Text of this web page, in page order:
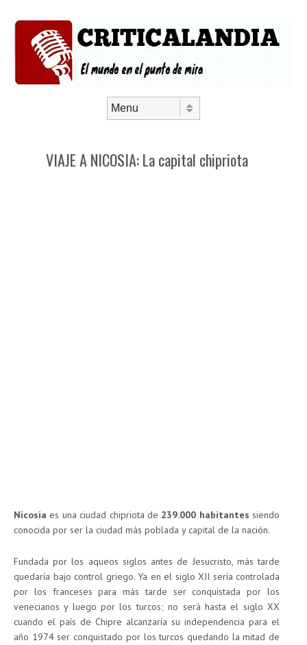
VIAJE A NICOSIA: La capital chipriota
Nicosia es una ciudad chipriota de 239.000 habitantes siendo
conocida por ser la ciudad más poblada y capital de la nación.
Fundada por los aqueos siglos antes de Jesucristo, más tarde
quedaría bajo control griego. Ya en el siglo XII sería controlada
por los franceses para más tarde ser conquistada por los
venecianos y luego por los turcos; no será hasta el siglo XX
cuando el país de Chipre alcanzaría su independencia para el
año 1974 ser conquistado por los turcos quedando la mitad de